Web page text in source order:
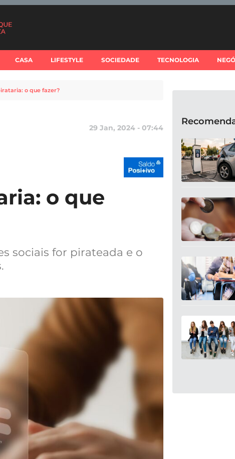
CASA LIFESTYLE SOCIEDADE TECNOLOGIA
o que fazer?
29 Jan, 2024 - 07:44
o que
sociais for pirateada e o